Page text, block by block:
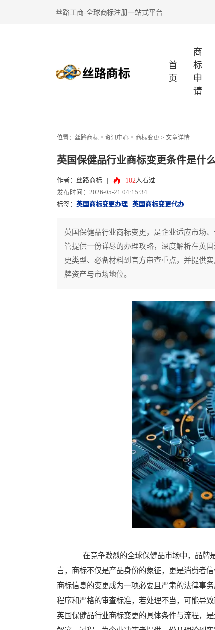
丝路工商-全球商标注册一站式平台
首
页
商
标
申
请
位置： 丝路商标 > 资讯中心 > 商标变更 > 文章详情
英国保健品行业商标变更条件是什
作者：丝路商标 102人看过
发布时间：2026-05-21 04:15:34
标签： 英国商标变更办理 英国商标变更代办
英国保健品行业商标变更，是企业适应市场
管提供一份详尽的办理攻略，深度解析在英
更类型、必备材料到官方审查重点，并提供
牌资产与市场地位。
在竞争激烈的全球保健品市场中，品牌
言，商标不仅是产品身份的象征，更是消费者
商标信息的变更成为一项必要且严肃的法律事
程序和严格的审查标准，若处理不当，可能导
英国保健品行业商标变更的具体条件与流程，